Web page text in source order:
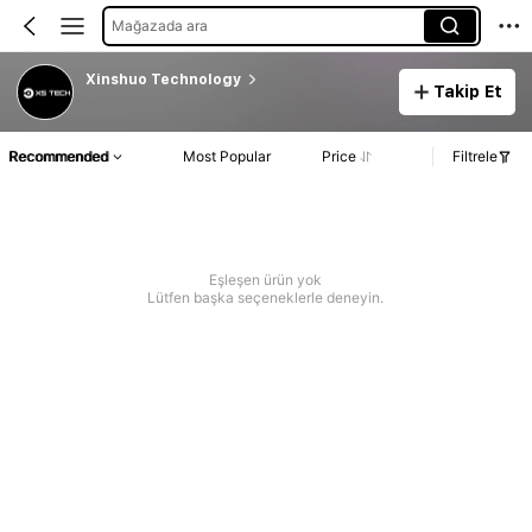
Mağazada ara
Xinshuo Technology
Takip Et
Recommended Most Popular Price Filtrele
Eşleşen ürün yok
Lütfen başka seçeneklerle deneyin.